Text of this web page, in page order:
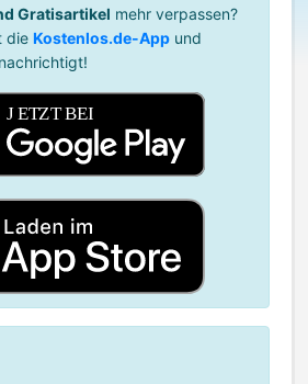
Gratisartikel mehr verpassen?
die Kostenlos.de-App und